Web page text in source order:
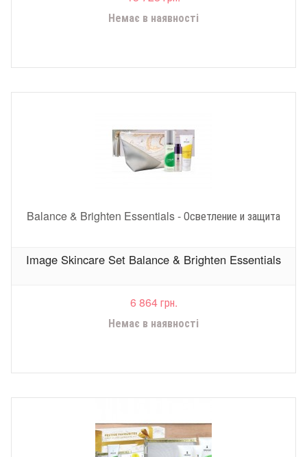
Немає в наявності
Balance & Brighten Essentials - Осветление и защита
Image Skincare Set Balance & Brighten Essentials
6 864 грн.
Немає в наявності